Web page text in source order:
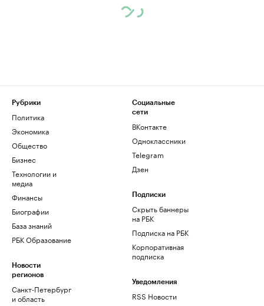
Рубрики
Политика
Экономика
Общество
Бизнес
Технологии и
медиа
Финансы
Биографии
База знаний
РБК Образование
Новости
регионов
Санкт-Петербург
и область
Социальные
сети
ВКонтакте
Одноклассники
Telegram
Дзен
Подписки
Скрыть баннеры
на РБК
Подписка на РБК
Корпоративная
подписка
Уведомления
RSS Новости